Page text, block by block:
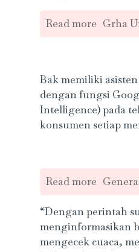
Read more Grha
Bak memiliki
dengan fungsi
Intelligence) pada
konsumen setiap
Read more
“Dengan perintah
menginformasikan
mengecek cuaca,